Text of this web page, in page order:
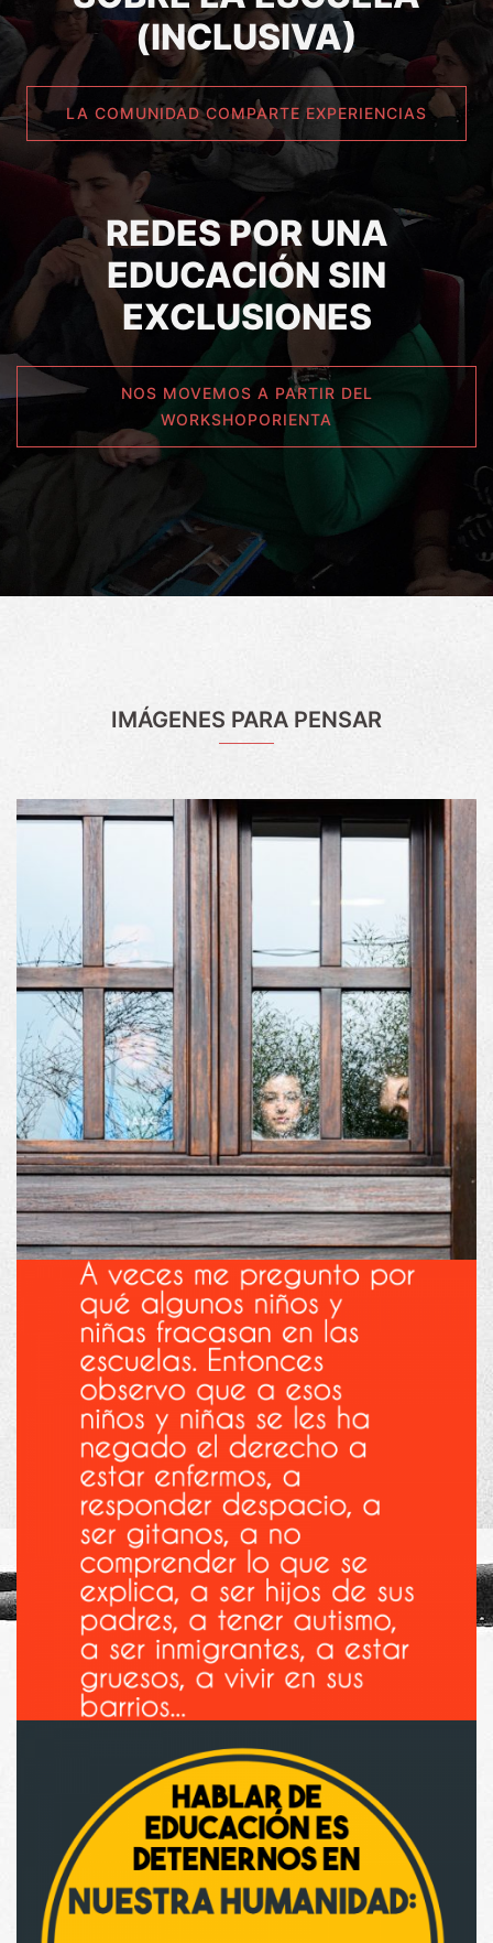
(INCLUSIVA)
LA COMUNIDAD COMPARTE EXPERIENCIAS
REDES POR UNA
EDUCACIÓN SIN
EXCLUSIONES
NOS MOVEMOS A PARTIR DEL
WORKSHOPORIENTA
IMÁGENES PARA PENSAR